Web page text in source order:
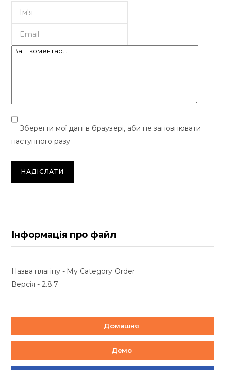
Зберегти мої дані в браузері, аби не заповнювати
наступного разу
Інформація про файл
Назва плагіну - My Category Order
Версія - 2.8.7
Домашня
Демо